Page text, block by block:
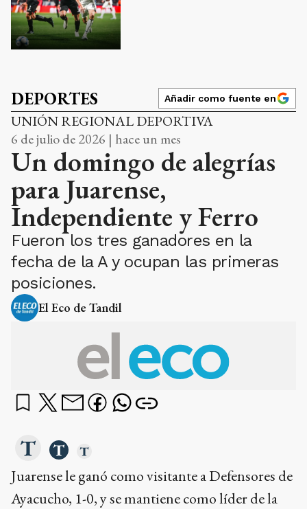
DEPORTES Añadir como fuente en
UNIÓN REGIONAL DEPORTIVA
6 de julio de 2026 | hace un mes
Un domingo de alegrías
para Juarense,
Independiente y Ferro
Fueron los tres ganadores en la
fecha de la A y ocupan las primeras
posiciones.
El Eco de Tandil
Juarense le ganó como visitante a Defensores de
Ayacucho, 1-0, y se mantiene como líder de la